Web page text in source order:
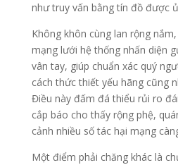
như truy vấn bằng tín đồ được
Không khôn cùng lan rộng
mạng lưới hệ thống nhấn diện
vân tay, giúp chuẩn xác quý
cách thức thiết yếu hãng cũng
Điều này đấm đá thiểu rủi ro
cắp báo cho thấy rộng phệ,
cảnh nhiều số tác hại mạng
Một điểm phải chăng khác là